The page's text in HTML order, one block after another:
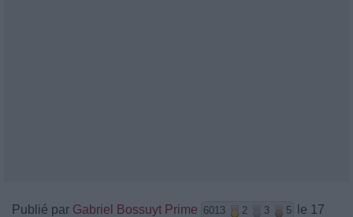
Publié par Gabriel Bossuyt Prime 6013 2 3 5
le 17